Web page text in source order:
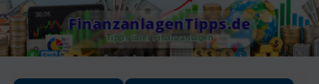
Skip
to
content
FinanzanlagenTipps.de
Tipps über Finanzanlagen